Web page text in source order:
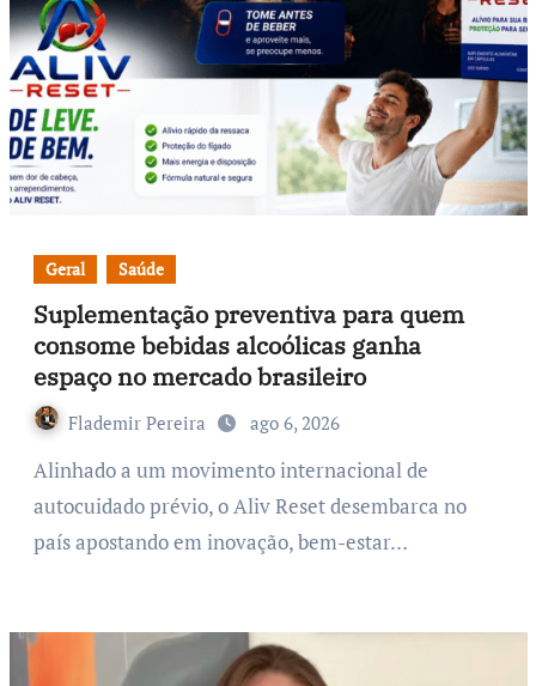
Geral Saúde
Suplementação preventiva para quem
consome bebidas alcoólicas ganha
espaço no mercado brasileiro
Flademir Pereira ago 6, 2026
Alinhado a um movimento internacional de
autocuidado prévio, o Aliv Reset desembarca no
país apostando em inovação, bem-estar…